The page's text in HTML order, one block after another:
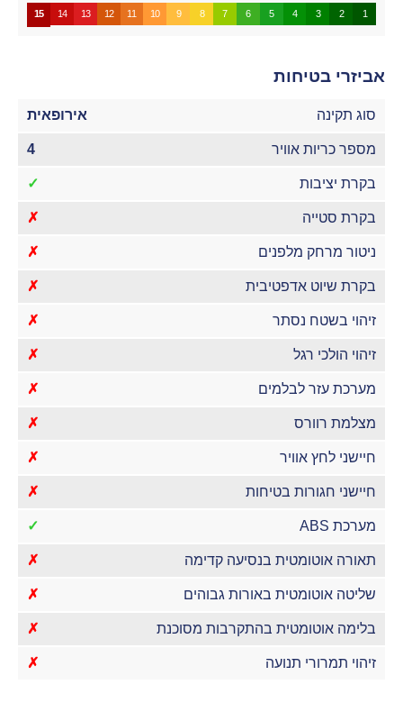
1
2
3
4
5
6
7
8
9
10
11
12
13
14
15
אביזרי בטיחות
סוג תקינה אירופאית
מספר כריות אוויר 4
בקרת יציבות ✓
בקרת סטייה ✗
ניטור מרחק מלפנים ✗
בקרת שיוט אדפטיבית ✗
זיהוי בשטח נסתר ✗
זיהוי הולכי רגל ✗
מערכת עזר לבלמים ✗
מצלמת רוורס ✗
חיישני לחץ אוויר ✗
חיישני חגורות בטיחות ✗
מערכת ABS ✓
תאורה אוטומטית בנסיעה קדימה ✗
שליטה אוטומטית באורות גבוהים ✗
בלימה אוטומטית בהתקרבות מסוכנת ✗
זיהוי תמרורי תנועה ✗